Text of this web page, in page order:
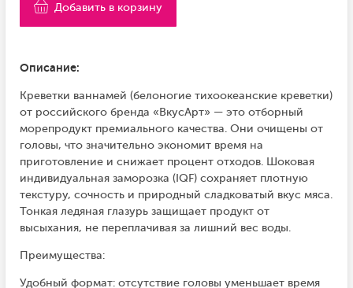
Добавить в корзину
Описание:
Креветки ваннамей (белоногие тихоокеанские креветки)
от российского бренда «ВкусАрт» — это отборный
морепродукт премиального качества. Они очищены от
головы, что значительно экономит время на
приготовление и снижает процент отходов. Шоковая
индивидуальная заморозка (IQF) сохраняет плотную
текстуру, сочность и природный сладковатый вкус мяса.
Тонкая ледяная глазурь защищает продукт от
высыхания, не переплачивая за лишний вес воды.
Преимущества:
Удобный формат: отсутствие головы уменьшает время